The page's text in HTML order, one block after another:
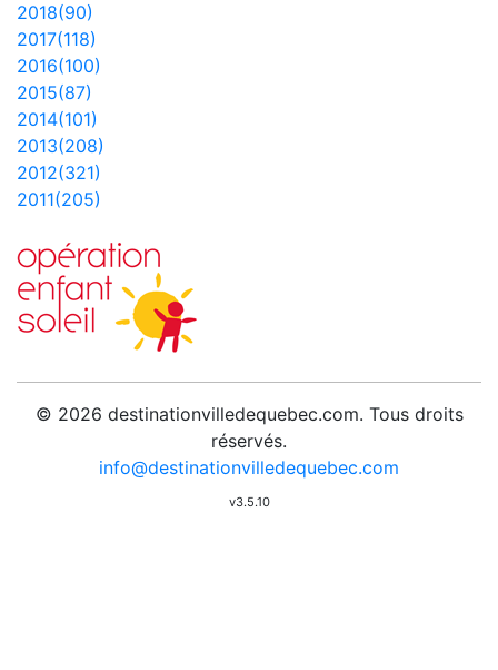
2018(90)
2017(118)
2016(100)
2015(87)
2014(101)
2013(208)
2012(321)
2011(205)
© 2026 destinationvilledequebec.com. Tous droits
réservés.
info@destinationvilledequebec.com
v3.5.10